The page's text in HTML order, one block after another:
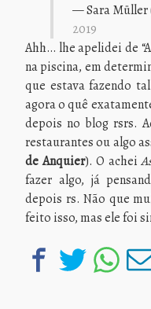
— Sara Müller
2019
Ahh… lhe apelidei de
na piscina, em
que estava fazendo
agora o quê
depois no blog rsrs.
restaurantes ou algo
de Anquier). O achei
fazer algo, já
depois rs. Não que
feito isso, mas ele foi